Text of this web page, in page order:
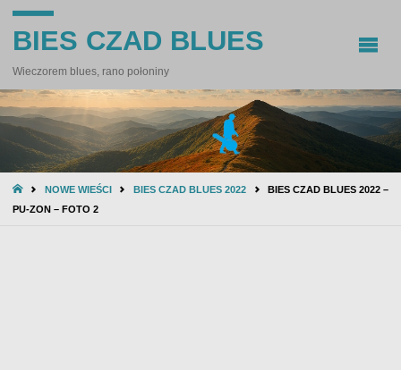
BIES CZAD BLUES
Wieczorem blues, rano połoniny
STRONA
GŁÓWNA
NOWE WIEŚCI BIES CZAD BLUES 2022
BIES CZAD BLUES 2022 –
PU-ZON – FOTO 2